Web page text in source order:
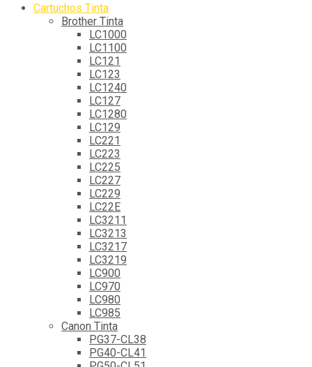
Cartuchos Tinta
Brother Tinta
LC1000
LC1100
LC121
LC123
LC1240
LC127
LC1280
LC129
LC221
LC223
LC225
LC227
LC229
LC22E
LC3211
LC3213
LC3217
LC3219
LC900
LC970
LC980
LC985
Canon Tinta
PG37-CL38
PG40-CL41